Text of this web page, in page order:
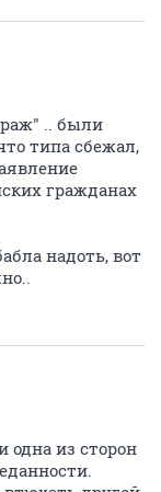
.. были
типа сбежал,
гражданах
надоть, вот
одна из сторон